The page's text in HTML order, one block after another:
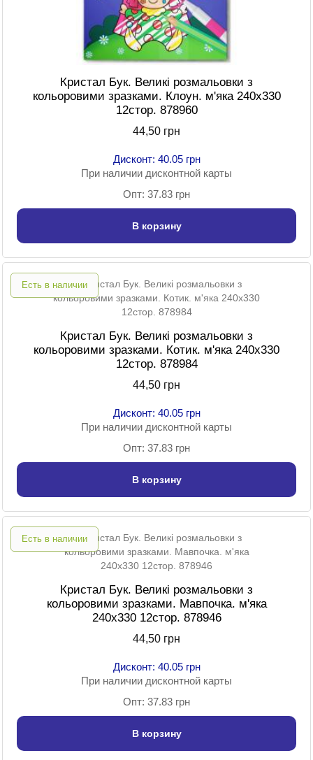
Кристал Бук. Великі розмальовки з
кольоровими зразками. Клоун. м'яка 240х330
12стор. 878960
44,50 грн
Дисконт: 40.05 грн
При наличии дисконтной карты
Опт: 37.83 грн
В корзину
Есть в наличии
Кристал Бук. Великі розмальовки з
кольоровими зразками. Котик. м'яка 240х330
12стор. 878984
44,50 грн
Дисконт: 40.05 грн
При наличии дисконтной карты
Опт: 37.83 грн
В корзину
Есть в наличии
Кристал Бук. Великі розмальовки з
кольоровими зразками. Мавпочка. м'яка
240х330 12стор. 878946
44,50 грн
Дисконт: 40.05 грн
При наличии дисконтной карты
Опт: 37.83 грн
В корзину